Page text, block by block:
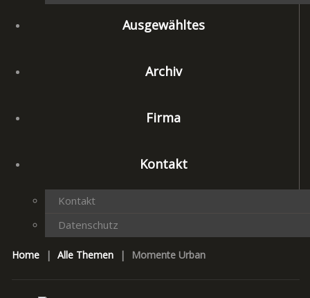
Ausgewähltes
Archiv
Firma
Kontakt
Kontakt
Datenschutz
Home | Alle Themen | Momente Urban